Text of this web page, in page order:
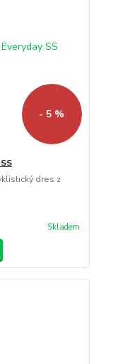
- 5 %
dres z
Skladem